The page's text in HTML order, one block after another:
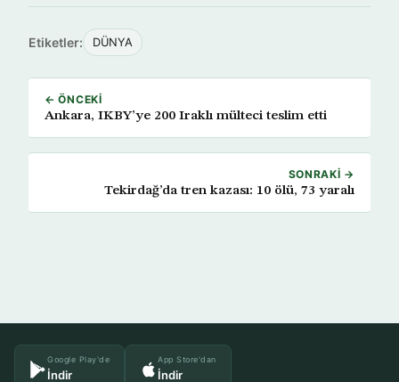
Etiketler: DÜNYA
← ÖNCEKI
Ankara, IKBY’ye 200 Iraklı mülteci teslim etti
SONRAKI →
Tekirdağ’da tren kazası: 10 ölü, 73 yaralı
Google Play'de
İndir
App Store'dan
İndir